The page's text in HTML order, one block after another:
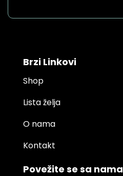
Brzi Linkovi
Shop
Lista želja
O nama
Kontakt
Povežite se sa nama